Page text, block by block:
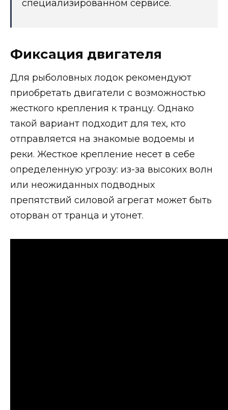
специализированном сервисе.
Фиксация двигателя
Для рыболовных лодок рекомендуют
приобретать двигатели с возможностью
жесткого крепления к транцу. Однако
такой вариант подходит для тех, кто
отправляется на знакомые водоемы и
реки. Жесткое крепление несет в себе
определенную угрозу: из-за высоких волн
или неожиданных подводных
препятствий силовой агрегат может быть
оторван от транца и утонет.